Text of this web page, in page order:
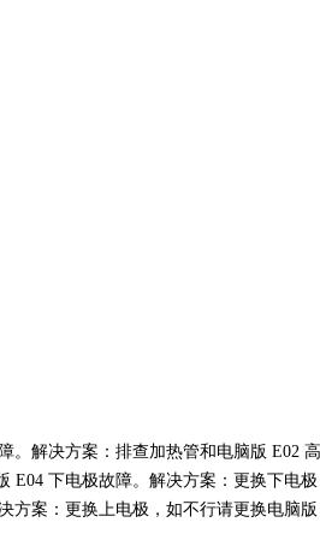
。解决方案：排查加热管和电脑版 E02
E04 下电极故障。解决方案：更换下电
方案：更换上电极，如不行请更换电脑版